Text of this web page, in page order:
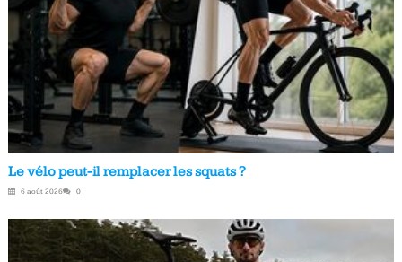
Le vélo peut-il remplacer les squats ?
6 août 2026 0